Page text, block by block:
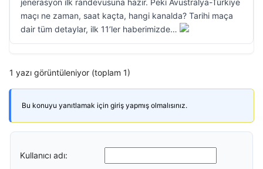
jenerasyon ilk randevusuna hazır. Peki Avustralya-Türkiye
maçı ne zaman, saat kaçta, hangi kanalda? Tarihi maça
dair tüm detaylar, ilk 11’ler haberimizde…
1 yazı görüntüleniyor (toplam 1)
Bu konuyu yanıtlamak için giriş yapmış olmalısınız.
Kullanıcı adı: